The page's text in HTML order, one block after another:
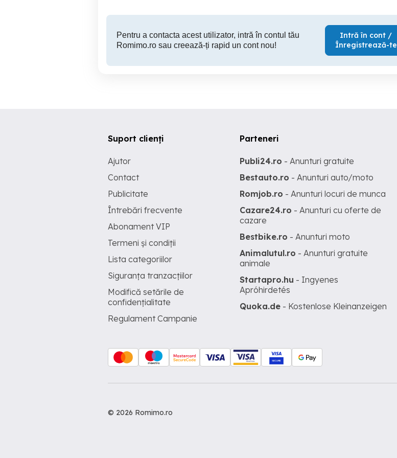
Pentru a contacta acest utilizator, intră în contul tău
Romimo.ro sau creează-ți rapid un cont nou!
Intră în cont /
Înregistrează-te
Suport clienți
Ajutor
Contact
Publicitate
Întrebări frecvente
Abonament VIP
Termeni și condiții
Lista categoriilor
Siguranța tranzacțiilor
Modifică setările de
confidențialitate
Regulament Campanie
Parteneri
Publi24.ro - Anunturi gratuite
Bestauto.ro - Anunturi auto/moto
Romjob.ro - Anunturi locuri de munca
Cazare24.ro - Anunturi cu oferte de
cazare
Bestbike.ro - Anunturi moto
Animalutul.ro - Anunturi gratuite
animale
Startapro.hu - Ingyenes
Apróhirdetés
Quoka.de - Kostenlose Kleinanzeigen
© 2026 Romimo.ro